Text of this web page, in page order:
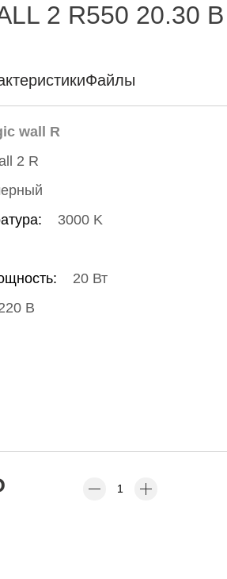
2 R550 20.30 B
Файлы
wall R
2 R
3000 K
20 Вт
В